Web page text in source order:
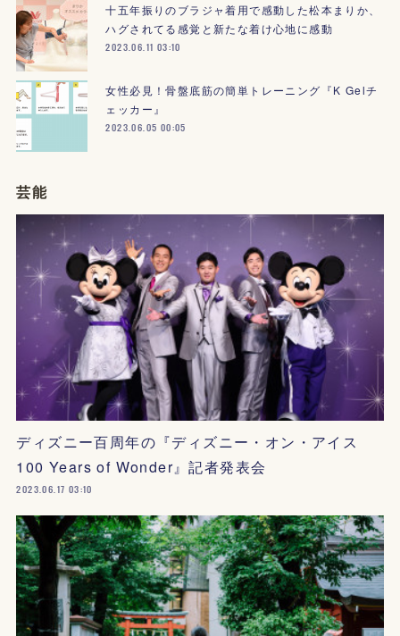
十五年振りのブラジャ着用で感動した松本まりか、
ハグされてる感覚と新たな着け心地に感動
2023.06.11 03:10
女性必見！骨盤底筋の簡単トレーニング『K Gelチ
ェッカー』
2023.06.05 00:05
芸能
ディズニー百周年の『ディズニー・オン・アイス
100 Years of Wonder』記者発表会
2023.06.17 03:10